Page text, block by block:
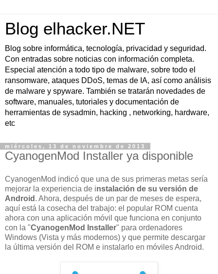
Blog elhacker.NET
Blog sobre informática, tecnología, privacidad y seguridad.
Con entradas sobre noticias con información completa.
Especial atención a todo tipo de malware, sobre todo el
ransomware, ataques DDoS, temas de IA, así como análisis
de malware y spyware. También se tratarán novedades de
software, manuales, tutoriales y documentación de
herramientas de sysadmin, hacking , networking, hardware,
etc
miércoles, 13 de noviembre de 2013
CyanogenMod Installer ya disponible
CyanogenMod indicó que una de sus primeras metas sería
mejorar la experiencia de instalación de su versión de
Android . Ahora, después de un par de meses de espera,
aquí está la cosecha del trabajo: el popular ROM cuenta
ahora con una aplicación móvil que funciona en conjunto
con la "CyanogenMod Installer" para ordenadores
Windows (Vista y más modernos) y que permite descargar
la última versión del ROM e instalarlo en móviles Android.